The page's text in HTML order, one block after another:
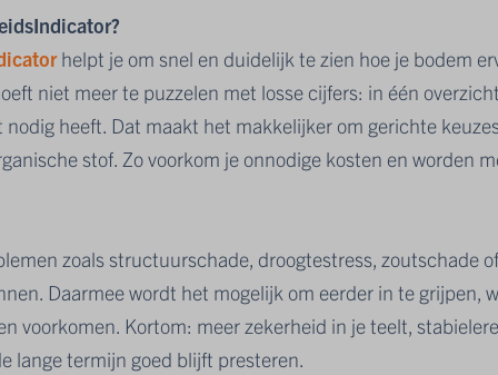
helpt je om snel en duidelijk te zien hoe je bodem
niet meer te puzzelen met losse cijfers: in één
nodig heeft. Dat maakt het makkelijker om gerichte
stof. Zo voorkom je onnodige kosten en worden
zoals structuurschade, droogtestress, zoutschade
Daarmee wordt het mogelijk om eerder in te grijpen,
voorkomen. Kortom: meer zekerheid in je teelt,
lange termijn goed blijft presteren.